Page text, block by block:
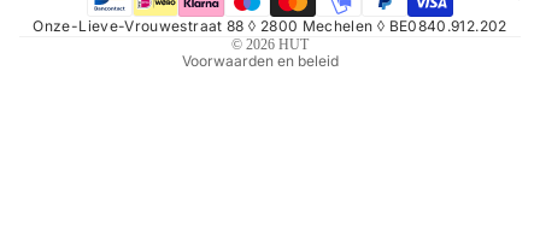
Onze-Lieve-Vrouwestraat 88 ◊ 2800 Mechelen ◊ BE0840.912.202
© 2026 HUT
Voorwaarden en beleid
Contactgegevens